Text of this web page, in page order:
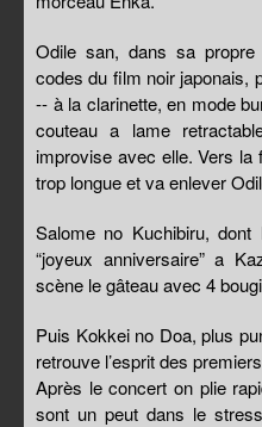
Odile san, dans sa
codes du film noir japonais,
-- à la clarinette, en mode
couteau a lame
improvise avec elle. Vers
trop longue et va enlever
Salome no Kuchibiru,
“joyeux anniversaire” a
scène le gâteau avec 4
Puis Kokkei no Doa, plus
retrouve l’esprit des
Après le concert on plie
sont un peut dans le